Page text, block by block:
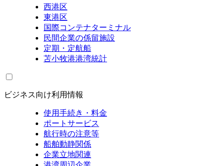
西港区
東港区
国際コンテナターミナル
民間企業の係留施設
定期・定航船
苫小牧港港湾統計
ビジネス向け利用情報
使用手続き・料金
ポートサービス
航行時の注意等
船舶動静関係
企業立地関連